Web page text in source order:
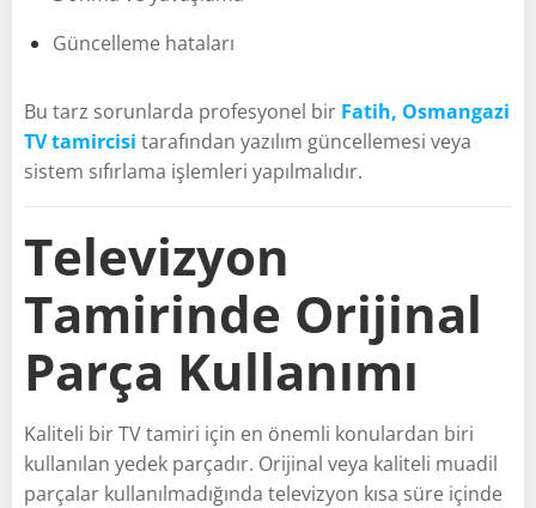
Güncelleme hataları
Bu tarz sorunlarda profesyonel bir Fatih, Osmangazi
TV tamircisi tarafından yazılım güncellemesi veya
sistem sıfırlama işlemleri yapılmalıdır.
Televizyon
Tamirinde Orijinal
Parça Kullanımı
Kaliteli bir TV tamiri için en önemli konulardan biri
kullanılan yedek parçadır. Orijinal veya kaliteli muadil
parçalar kullanılmadığında televizyon kısa süre içinde